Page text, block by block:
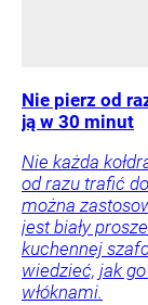
Nie pierz od
ją w 30 minut
Nie każda
od razu trafić
można
jest biały
kuchennej
wiedzieć, jak
włóknami.